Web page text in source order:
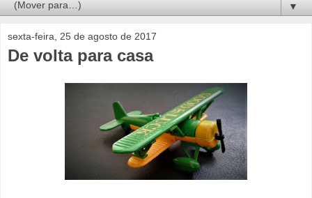
▼
sexta-feira, 25 de agosto de 2017
De volta para casa